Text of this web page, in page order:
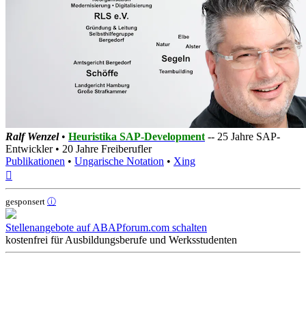
Ralf Wenzel• Heuristika SAP-Development -- 25 Jahre SAP-
Entwickler • 20 Jahre Freiberufler
Publikationen • Ungarische Notation • Xing
gesponsert ⓘ
Stellenangebote auf ABAPforum.com schalten
kostenfrei für Ausbildungsberufe und Werksstudenten